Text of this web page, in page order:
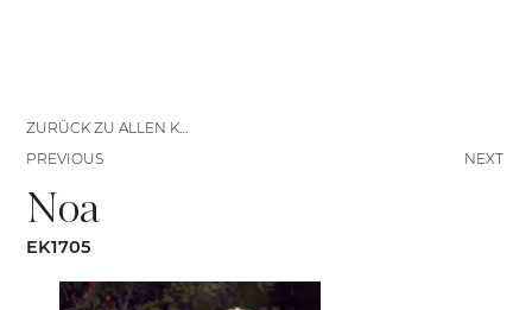
Noa
EK1705
NEXT
ZURÜCK ZU ALLEN KLEIDERN
PREVIOUS